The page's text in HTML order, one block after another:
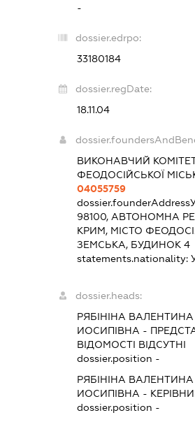
-
dossier.edrpo:
33180184
dossier.regDate:
18.11.04
ВИКОНАВЧИЙ
ФЕОДОСІЙСЬКОЇ
04055759
dossier.founderAddress
98100, АВТОНОМНА
КРИМ, МІСТО
ЗЕМСЬКА, БУДИНОК 4
statements.nationality:
dossier.heads:
РЯБІНІНА ВАЛЕНТИНА
ИОСИПІВНА -
ВІДОМОСТІ ВІДСУТНІ
dossier.position -
РЯБІНІНА ВАЛЕНТИНА
ИОСИПІВНА -
dossier.position -